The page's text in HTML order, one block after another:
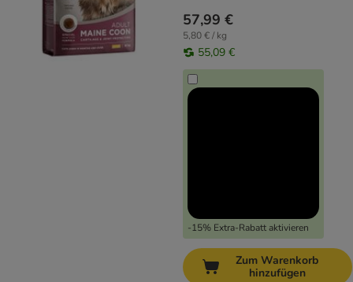
57,99 €
5,80 € / kg
55,09 €
-15% Extra-Rabatt aktivieren
Zum Warenkorb
hinzufügen